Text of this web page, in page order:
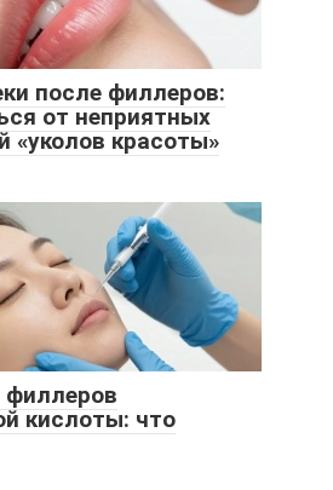
после филлеров:
от неприятных
«уколов красоты»
филлеров
кислоты: что